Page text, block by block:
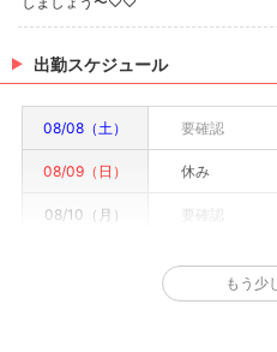
出勤スケジュール
08/08（土） 要確認
08/09（日） 休み
08/10（月） 要確認
要確認
もう少